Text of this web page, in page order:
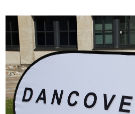
insignia: ¡las in-novadoras y elegantes
FleXtents®! Puedes decorar tu elegante
tents® con un logotipo discreto o ir
cubierta del cenador decorada con una
es el límite cuando se trata de decorar
branding profe-sional. ¿Tienes
pop up o algún otro producto? Ponte
expertos en Flextents.com por email,